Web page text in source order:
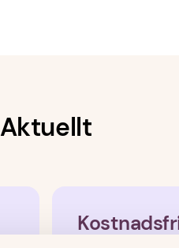
Aktuellt